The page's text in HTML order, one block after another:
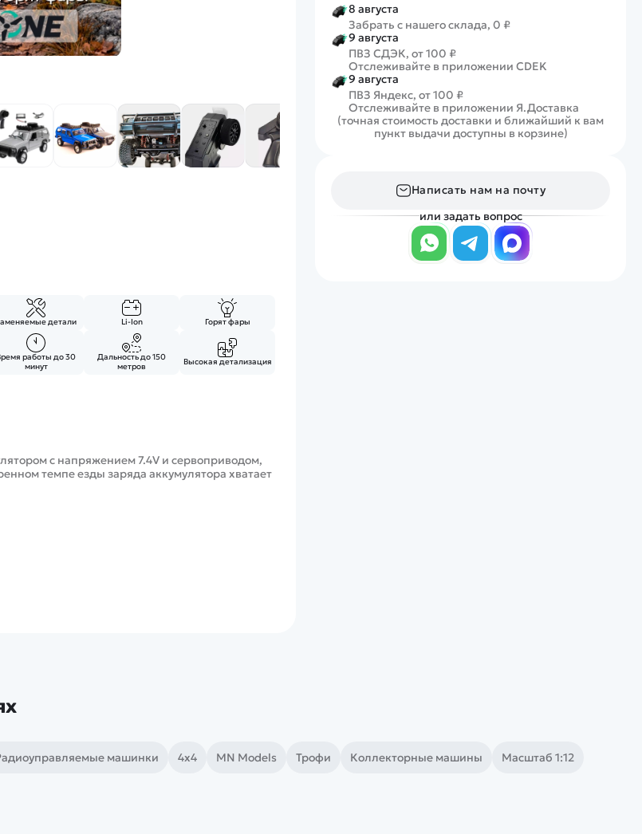
детали Li-Ion Горят фары
работы до 30
минут
Дальность до 150
метров
Высокая детализация
с напряжением 7.4V и сервоприводом,
темпе езды заряда аккумулятора хватает
8 августа
Забрать с нашего склада, 0 ₽
9 августа
ПВЗ СДЭК, от 100 ₽
Отслеживайте в приложении CDEK
9 августа
ПВЗ Яндекс, от 100 ₽
Отслеживайте в приложении Я.Доставка
(точная стоимость доставки и ближайший к вам
пункт выдачи доступны в корзине)
Написать нам на почту
или задать вопрос
машинки 4х4 MN Models Трофи Коллекторные машины Масштаб 1:12